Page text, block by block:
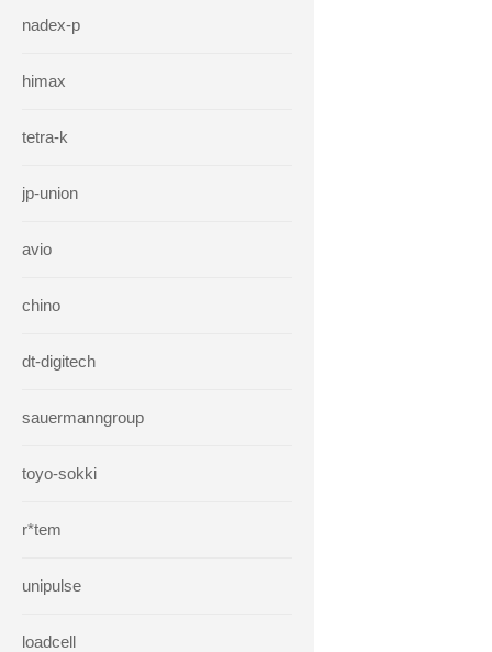
nadex-p
himax
tetra-k
jp-union
avio
chino
dt-digitech
sauermanngroup
toyo-sokki
r*tem
unipulse
loadcell